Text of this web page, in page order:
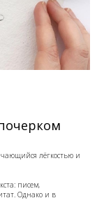
лёгкостью и
писем,
Однако и в